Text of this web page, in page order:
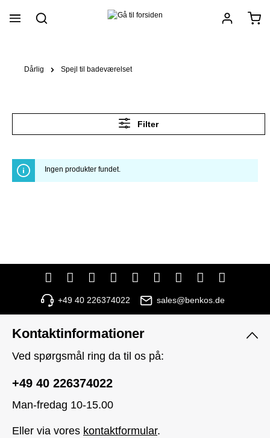
Dårlig Spejl til badeværelset
Filter
Ingen produkter fundet.
+49 40 226374022 sales@benkos.de
Kontaktinformationer
Ved spørgsmål ring da til os på:
+49 40 226374022
Man-fredag 10-15.00
Eller via vores kontaktformular.